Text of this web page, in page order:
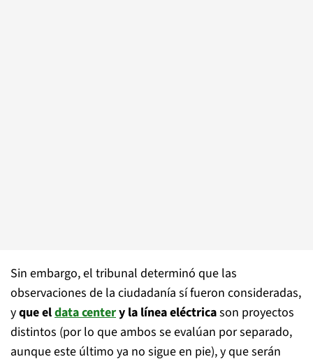
Sin embargo, el tribunal determinó que las
observaciones de la ciudadanía sí fueron consideradas,
yque eldata centery la línea eléctricason proyectos
distintos (por lo que ambos se evalúan por separado,
aunque este último ya no sigue en pie), y que serán